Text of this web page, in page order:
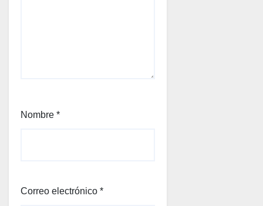
Nombre *
Correo electrónico *